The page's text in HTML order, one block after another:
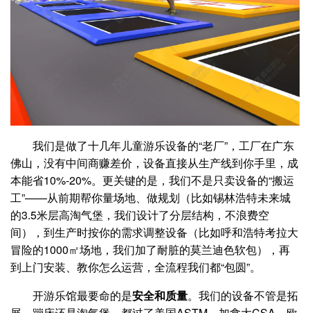
我们是做了十几年儿童游乐设备的“老厂”，工厂在广东
佛山，没有中间商赚差价，设备直接从生产线到你手里，成
本能省10%-20%。更关键的是，我们不是只卖设备的“搬运
工”——从前期帮你量场地、做规划（比如锡林浩特未来城
的3.5米层高淘气堡，我们设计了分层结构，不浪费空
间），到生产时按你的需求调整设备（比如呼和浩特考拉大
冒险的1000㎡场地，我们加了耐脏的莫兰迪色软包），再
到上门安装、教你怎么运营，全流程我们都“包圆”。
开游乐馆最要命的是安全和质量。我们的设备不管是拓